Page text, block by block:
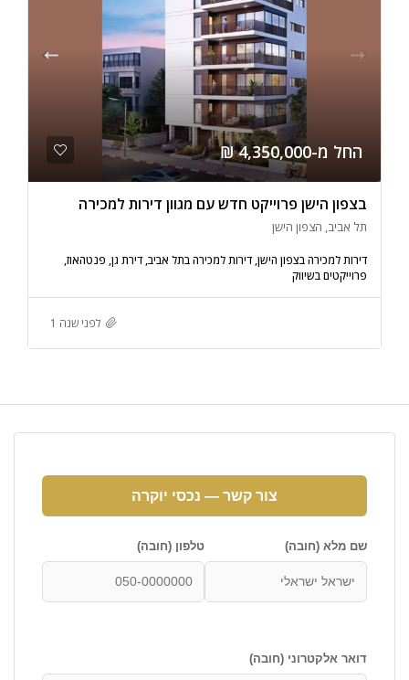
החל מ-4,350,000 ₪
בצפון הישן פרוייקט חדש עם מגוון דירות למכירה
תל אביב, הצפון הישן
דירות למכירה בצפון הישן, דירות למכירה בתל אביב, דירת גן, פנטהאוז,
פרוייקטים בשיווק
לפני שנה 1
צור קשר — נכסי יוקרה
שם מלא (חובה) טלפון (חובה)
דואר אלקטרוני (חובה)